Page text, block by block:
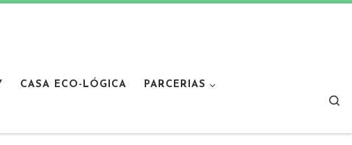
CASA ECO-LÓGICA PARCERIAS